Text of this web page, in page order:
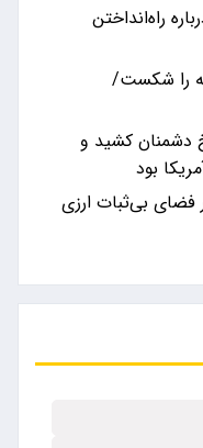
راه‌انداختن
را شکست/
دشمنان کشید و
بود
فضای بی‌ثبات ارزی